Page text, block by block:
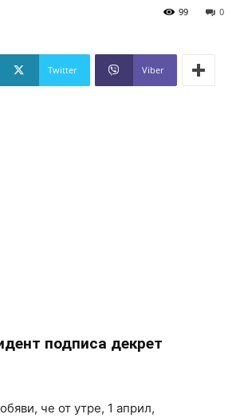
0
99
Twitter Viber
подписа декрет
че от утре, 1 април,